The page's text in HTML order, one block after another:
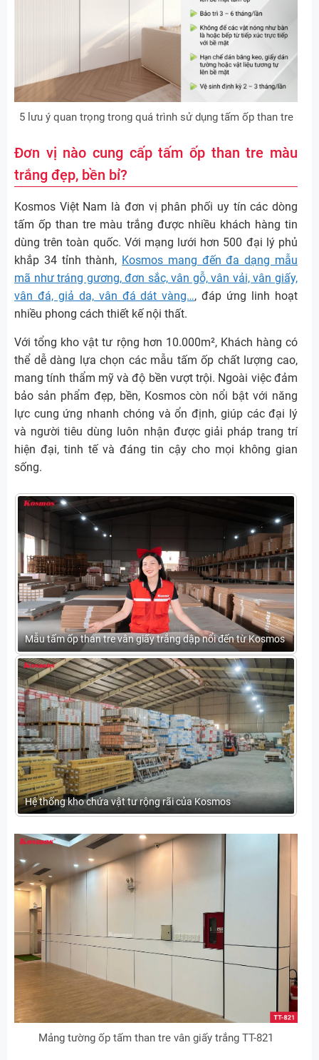
5 lưu ý quan trọng trong quá trình sử dụng tấm ốp than tre
Đơn vị nào cung cấp tấm ốp than tre màu
trắng đẹp, bền bỉ?
Kosmos Việt Nam là đơn vị phân phối uy tín các dòng
tấm ốp than tre màu trắng được nhiều khách hàng tin
dùng trên toàn quốc. Với mạng lưới hơn 500 đại lý phủ
khắp 34 tỉnh thành, Kosmos mang đến đa dạng mẫu
mã như tráng gương, đơn sắc, vân gỗ, vân vải, vân giấy,
vân đá, giả da, vân đá dát vàng…, đáp ứng linh hoạt
nhiều phong cách thiết kế nội thất.
Với tổng kho vật tư rộng hơn 10.000m², Khách hàng có
thể dễ dàng lựa chọn các mẫu tấm ốp chất lượng cao,
mang tính thẩm mỹ và độ bền vượt trội. Ngoài việc đảm
bảo sản phẩm đẹp, bền, Kosmos còn nổi bật với năng
lực cung ứng nhanh chóng và ổn định, giúp các đại lý
và người tiêu dùng luôn nhận được giải pháp trang trí
hiện đại, tinh tế và đáng tin cậy cho mọi không gian
sống.
Mẫu tấm ốp than tre vân giấy trắng dập nổi đến từ Kosmos
Hệ thống kho chứa vật tư rộng rãi của Kosmos
Mảng tường ốp tấm than tre vân giấy trắng TT-821